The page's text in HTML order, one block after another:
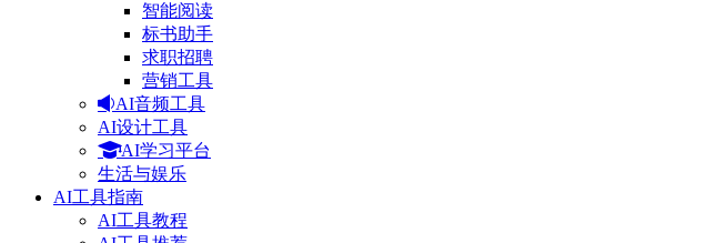
智能阅读
标书助手
求职招聘
营销工具
AI音频工具
AI设计工具
AI学习平台
生活与娱乐
AI工具指南
AI工具教程